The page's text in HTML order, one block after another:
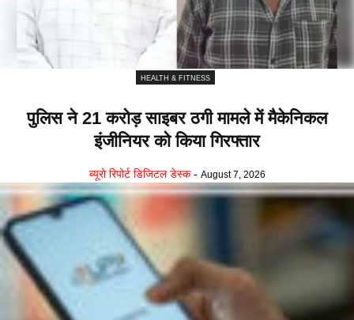
HEALTH & FITNESS
पुलिस ने 21 करोड़ साइबर ठगी मामले में मैकेनिकल
इंजीनियर को किया गिरफ्तार
ब्यूरो रिपोर्ट डिजिटल डेस्क - August 7, 2026